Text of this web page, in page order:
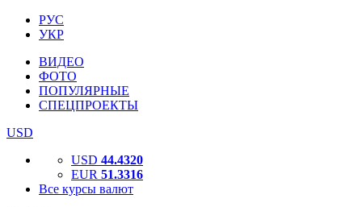
РУС
УКР
ВИДЕО
ФОТО
ПОПУЛЯРНЫЕ
СПЕЦПРОЕКТЫ
USD
USD 44.4320
EUR 51.3316
Все курсы валют